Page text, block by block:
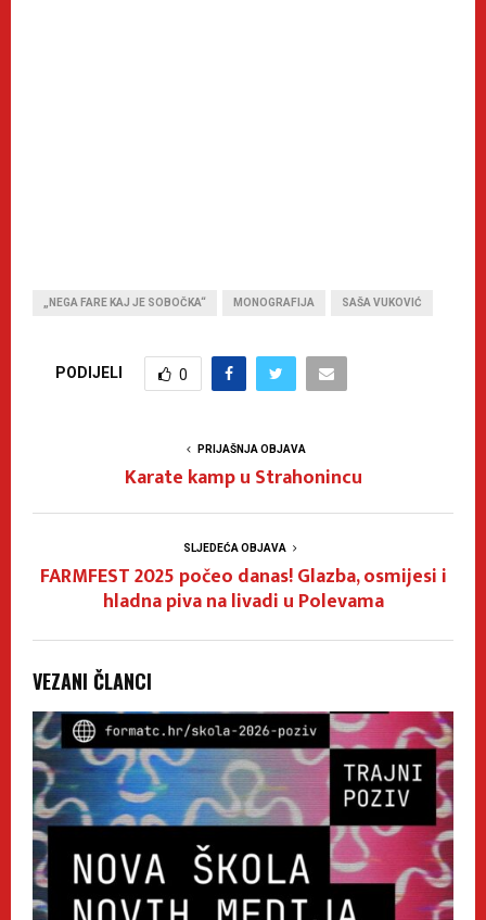
„NEGA FARE KAJ JE SOBOČKA“ MONOGRAFIJA SAŠA VUKOVIĆ
PODIJELI 0
PRIJAŠNJA OBJAVA
Karate kamp u Strahonincu
SLJEDEĆA OBJAVA
FARMFEST 2025 počeo danas! Glazba, osmijesi i
hladna piva na livadi u Polevama
VEZANI ČLANCI